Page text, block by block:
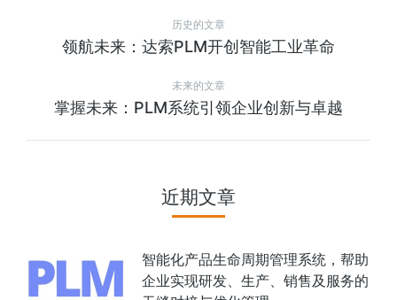
历史的文章
领航未来：达索PLM开创智能工业革命
未来的文章
掌握未来：PLM系统引领企业创新与卓越
近期文章
智能化产品生命周期管理系统，帮助
企业实现研发、生产、销售及服务的